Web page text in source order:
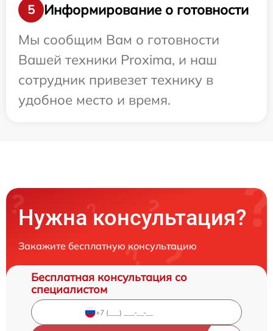
5
Информирование о готовности
Мы сообщим Вам о готовности
Вашей техники Proxima, и наш
сотрудник привезет технику в
удобное место и время.
Нужна консультация?
Закажите бесплатную консультацию
Бесплатная консультация со
специалистом